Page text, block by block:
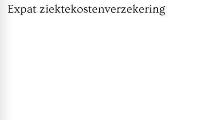
Expat ziektekostenverzekering